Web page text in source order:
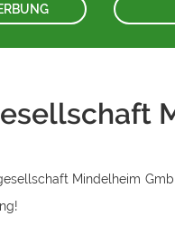
Mindelheim